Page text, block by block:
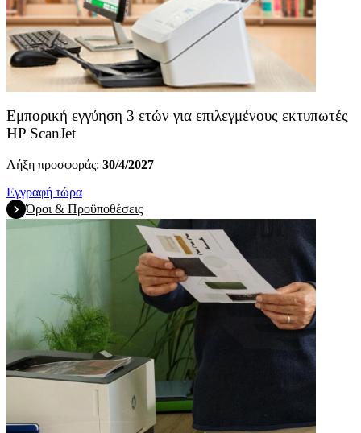
Εμπορική εγγύηση 3 ετών για επιλεγμένους εκτυπωτές
HP ScanJet
Λήξη προσφοράς: 30/4/2027
Εγγραφή τώρα
Όροι & Προϋποθέσεις